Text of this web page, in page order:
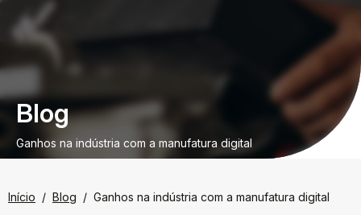
Blog
Ganhos na indústria com a manufatura digital
Início Blog Ganhos na indústria com a manufatura digital